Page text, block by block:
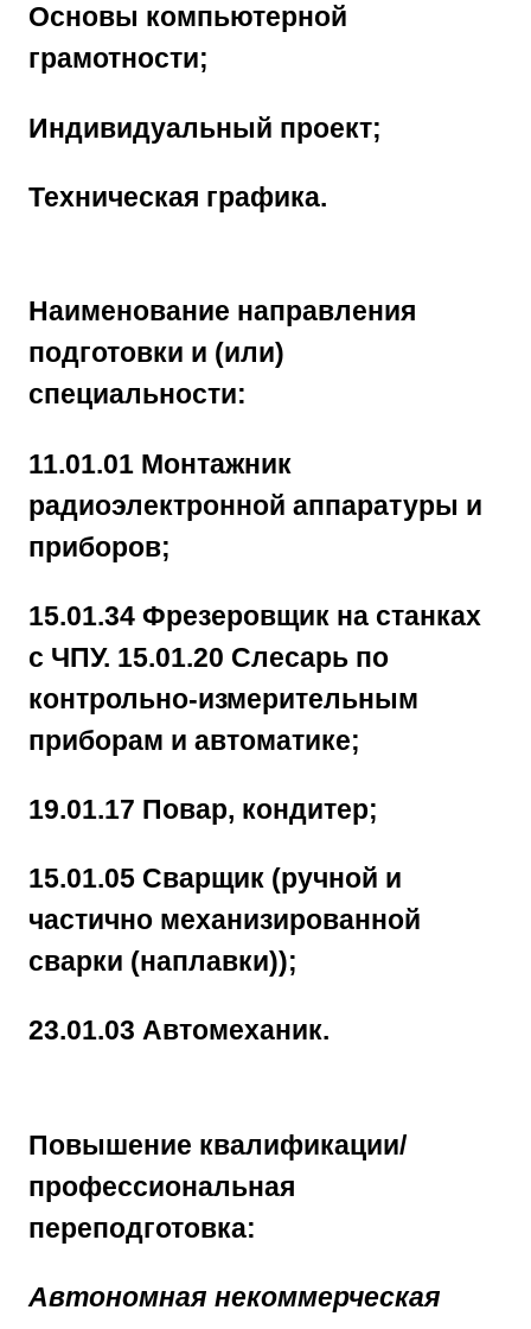
Основы компьютерной
грамотности;
Индивидуальный проект;
Техническая графика.
Наименование направления
подготовки и (или)
специальности:
11.01.01 Монтажник
радиоэлектронной аппаратуры и
приборов;
15.01.34 Фрезеровщик на станках
с ЧПУ. 15.01.20 Слесарь по
контрольно-измерительным
приборам и автоматике;
19.01.17 Повар, кондитер;
15.01.05 Сварщик (ручной и
частично механизированной
сварки (наплавки));
23.01.03 Автомеханик.
Повышение квалификации/
профессиональная
переподготовка:
Автономная некоммерческая